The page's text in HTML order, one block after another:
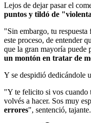
Lejos de dejar pasar el
puntos y tildó de
"Sin embargo, tu respuesta
este proceso, de entender
que la gran mayoría puede
un montón en tratar de
Y se despidió dedicándole
"Y te felicito si vos cuando
volvés a hacer. Sos muy
errores", sentenció, tajante.